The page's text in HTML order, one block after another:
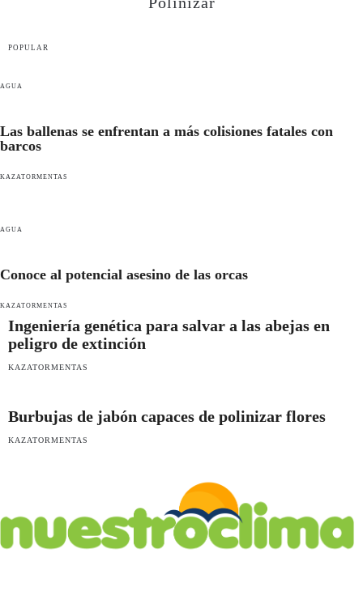
POPULAR
AGUA
Las ballenas se enfrentan a más colisiones fatales con
barcos
KAZATORMENTAS
AGUA
Conoce al potencial asesino de las orcas
KAZATORMENTAS
Ingeniería genética para salvar a las abejas en
peligro de extinción
KAZATORMENTAS
Burbujas de jabón capaces de polinizar flores
KAZATORMENTAS